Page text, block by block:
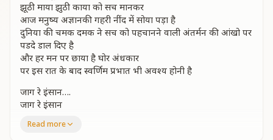
झूठी माया झुठी काया को सच मानकर
आज मनुष्य अज्ञानकी गहरी नींद में सोया पड़ा है
दुनिया की चमक दमक ने सच को पहचानने वाली अंतर्मन की आंखो पर
पडदे डाल दिए है
और हर मन पर छाया है घोर अंधकार
पर इस रात के बाद स्वर्णिम प्रभात भी अवश्य होनी है
जाग रे इंसान….
जाग रे इंसान
नव प्रभात द्वारे खड़ा करले पहचान
Read more